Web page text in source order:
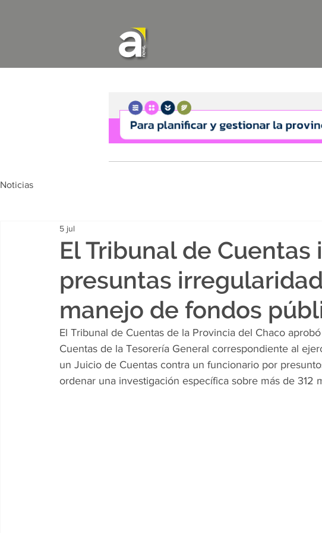
Noticias
El Tribunal de Cuentas
presuntas
manejo de fondos
5 jul
El Tribunal de Cuentas de la Provincia del Chaco
Cuentas de la Tesorería General correspondiente al
un Juicio de Cuentas contra un funcionario por
ordenar una investigación específica sobre más de 312